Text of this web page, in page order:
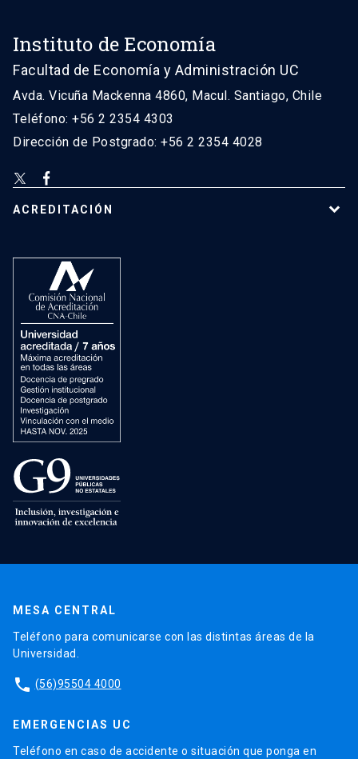
Instituto de Economía
Facultad de Economía y Administración UC
Avda. Vicuña Mackenna 4860, Macul. Santiago, Chile
Teléfono: +56 2 2354 4303
Dirección de Postgrado: +56 2 2354 4028
ACREDITACIÓN
MESA CENTRAL
Teléfono para comunicarse con las distintas áreas de la
Universidad.
phone (56)95504 4000
EMERGENCIAS UC
Teléfono en caso de accidente o situación que ponga en